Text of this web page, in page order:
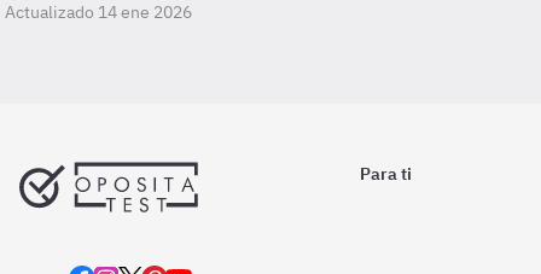
Actualizado 14 ene 2026
Para ti